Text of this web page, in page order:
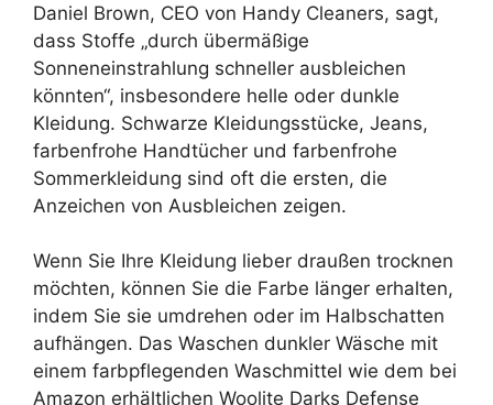
Daniel Brown, CEO von Handy Cleaners, sagt,
dass Stoffe „durch übermäßige
Sonneneinstrahlung schneller ausbleichen
könnten“, insbesondere helle oder dunkle
Kleidung. Schwarze Kleidungsstücke, Jeans,
farbenfrohe Handtücher und farbenfrohe
Sommerkleidung sind oft die ersten, die
Anzeichen von Ausbleichen zeigen.
Wenn Sie Ihre Kleidung lieber draußen trocknen
möchten, können Sie die Farbe länger erhalten,
indem Sie sie umdrehen oder im Halbschatten
aufhängen. Das Waschen dunkler Wäsche mit
einem farbpflegenden Waschmittel wie dem bei
Amazon erhältlichen Woolite Darks Defense